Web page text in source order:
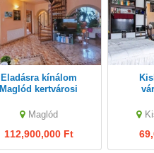
Eladásra kínálom
Maglód kertvárosi
hangulatú családi
házama
Maglód
112,900,000 Ft
Kiskunlacháza